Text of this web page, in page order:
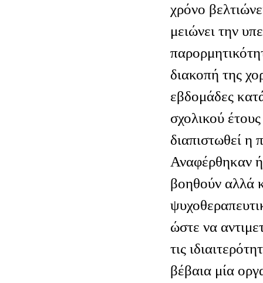
χρόνο
μειώνει την
διακοπή της
εβδομάδες
σχολικού
διαπιστωθεί η
Αναφέρθηκαν
βοηθούν αλλά
ώστε να
τις
βέβαια μία